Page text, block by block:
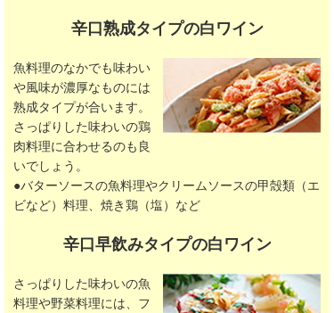
辛口熟成タイプの白ワイン
魚料理のなかでも味わい
や風味が濃厚なものには
熟成タイプが合います。
さっぱりした味わいの鶏
肉料理に合わせるのも良
いでしょう。
●バターソースの魚料理やクリームソースの甲殻類（エ
ビなど）料理、焼き鶏（塩）など
辛口早飲みタイプの白ワイン
さっぱりした味わいの魚
料理や野菜料理には、フ